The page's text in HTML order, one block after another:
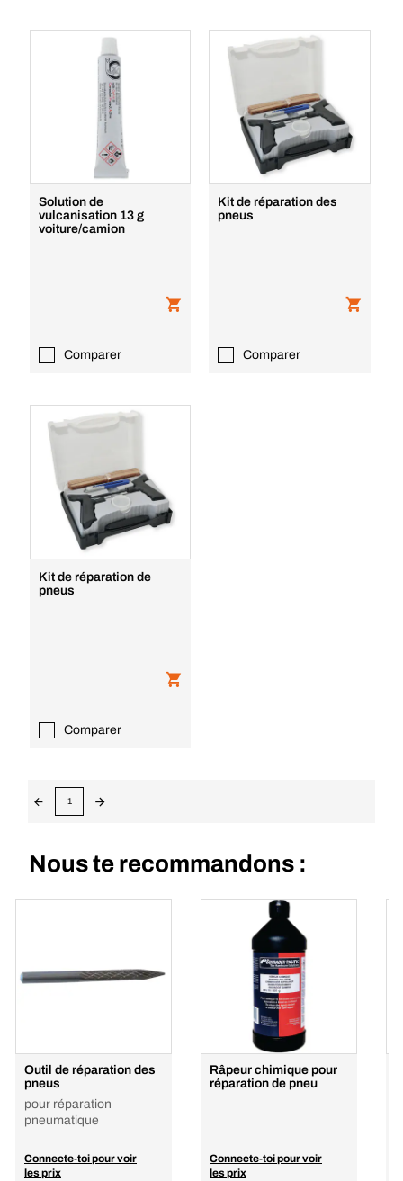
Solution de
vulcanisation 13 g
voiture/camion
Comparer
Kit de réparation des
pneus
Comparer
Kit de réparation de
pneus
Comparer
1
Nous te recommandons :
Outil de réparation des
pneus
pour réparation
pneumatique
Connecte-toi pour voir
les prix
Râpeur chimique pour
réparation de pneu
Connecte-toi pour voir
les prix